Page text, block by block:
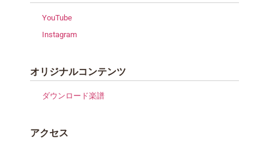
YouTube
Instagram
オリジナルコンテンツ
ダウンロード楽譜
アクセス